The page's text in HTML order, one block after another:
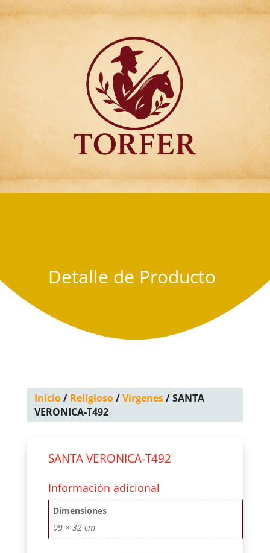
Articulos para
Regalo Torfer.
Detalle de Producto
Inicio/ Religioso/Virgenes/ SANTA
VERONICA-T492
SANTA VERONICA-T492
Información adicional
Dimensiones
09 × 32 cm